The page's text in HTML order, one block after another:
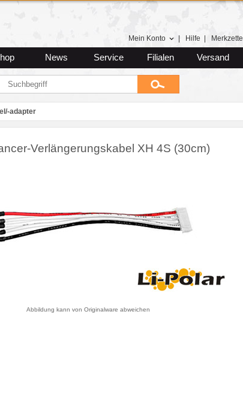
Mein Konto Hilfe Merkzettel
News Service Filialen Versand
adapter
Verlängerungskabel XH 4S (30cm)
Abbildung kann von Originalware abweichen